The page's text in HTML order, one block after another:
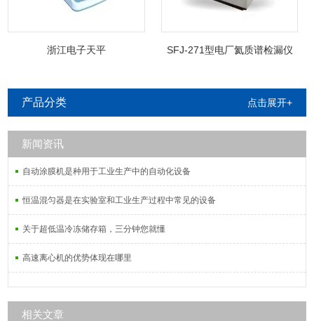
浙江电子天平 SFJ-271型电厂氦质谱检漏仪
产品分类 点击展开+
新闻资讯
自动涂膜机是种用于工业生产中的自动化设备
恒温混匀器是在实验室和工业生产过程中常见的设备
关于超低温冷冻储存箱，三分钟您就懂
高速离心机的优势体现在哪里
相关文章